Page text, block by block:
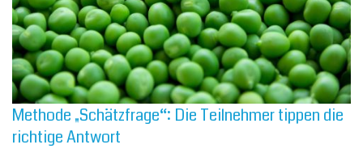
Methode „Schätzfrage“: Die Teilnehmer tippen die
richtige Antwort